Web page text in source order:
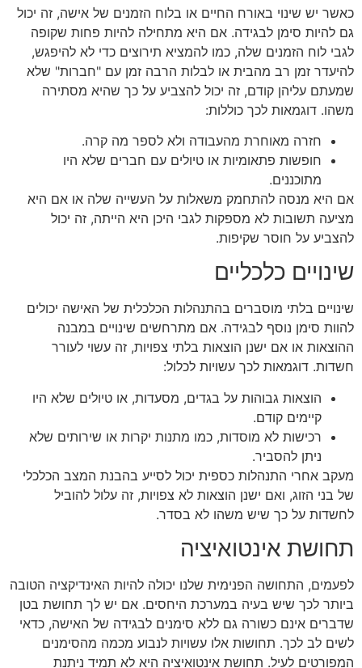
כאשר יש שינוי באורח החיים או בלוח הזמנים של אישה, זה יכול
גם להיות סימן לבגידה. אם היא מתחילה להיות פחות שקופה
לגבי לוח הזמנים שלה, כמו להמציא תירוצים כדי לא להיפגש,
להיעדר זמן רב מהבית או לבלות הרבה זמן עם "חברות" שלא
שמעתם עליהן קודם, זה יכול להצביע על כך שהיא מסתירה
משהו. דוגמאות לכך כוללות:
חזרה מאוחרת מהעבודה ולא לספר מה קרה.
חופשות פתאומיות או טיולים עם חברים שלא היו
מתוכננים.
אם היא מנסה להתחמק משאלות על העשייה שלה או אם היא
מציעה תשובות לא מספקות לגבי היכן היא הייתה, זה יכול
להצביע על חוסר שקיפות.
שינויים כלכליים
שינויים בלתי מוסברים בהתנהלות הכלכלית של האישה יכולים
להוות סימן נוסף לבגידה. אם מתרחשים שינויים במבנה
ההוצאות או אם ישנן הוצאות בלתי צפויות, זה עשוי לעורר
חשדות. דוגמאות לכך עשויות לכלול:
הוצאות גבוהות על בגדים, מסעדות, או טיולים שלא היו
קיימים קודם.
רכישות לא מוסדות, כמו מתנות יקרות או שירותים שלא
ניתן להסביר.
מעקב אחרי התנהלות כספית יכול לסייע בהבנת המצב הכלכלי
של בני הזוג, ואם ישנן הוצאות לא צפויות, זה עלול להוביל
לחשדות על כך שיש משהו לא בסדר.
תחושת אינטואיציה
לפעמים, התחושה הפנימית שלנו יכולה להיות האינדיקציה הטובה
ביותר לכך שיש בעיה במערכת היחסים. אם יש לך תחושת בטן
שדברים אינם כשורה גם ללא סימנים לבגידה של האישה, כדאי
לשים לב לכך. תחושות אלו עשויות לנבוע מכמה מהסימנים
המפורטים לעיל. תחושת אינטואיציה היא לא תמיד ניתנת